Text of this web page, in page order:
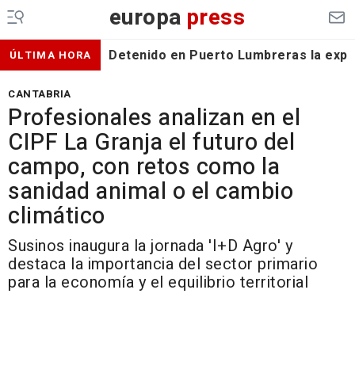
europa press
ÚLTIMA HORA Detenido en Puerto Lumbreras la
CANTABRIA
Profesionales analizan en el
CIPF La Granja el futuro del
campo, con retos como la
sanidad animal o el cambio
climático
Susinos inaugura la jornada 'I+D Agro' y
destaca la importancia del sector primario
para la economía y el equilibrio territorial